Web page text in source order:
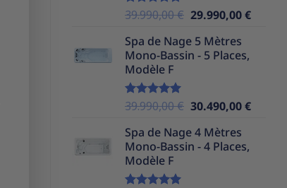
Note5.00
39.990,00€ Le
initial
était :
29.990,00€Le
Spa de Nage 5 Mètres
Mono-Bassin - 5 Places,
Modèle F
Note5.00
39.990,00€ Le
initial
était :
30.490,00€Le
Spa de Nage 4 Mètres
Mono-Bassin - 4 Places,
Modèle F